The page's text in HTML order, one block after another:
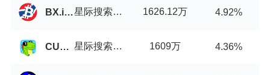
BX.in.th 星际搜索引擎币/USDT 1626.12万 4.92%
CUBISwap 星际搜索引擎币/USDT 1609万 4.36%